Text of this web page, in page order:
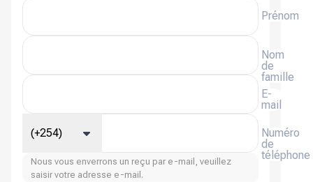
Prénom
Nom
de
famille
E-
mail
Numéro
de
téléphone
(+254)
Nous vous enverrons un reçu par e-mail, veuillez
saisir votre adresse e-mail.